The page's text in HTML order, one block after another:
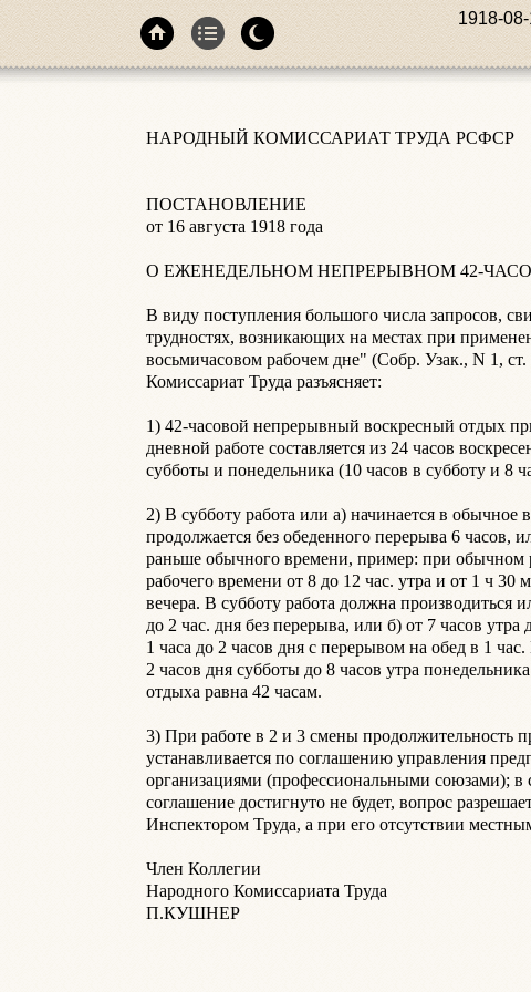
1918-
НАРОДНЫЙ КОМИССАРИАТ ТРУДА РСФСР
ПОСТАНОВЛЕНИЕ
от 16 августа 1918 года
О ЕЖЕНЕДЕЛЬНОМ НЕПРЕРЫВНОМ 42-
В виду поступления большого числа запросов,
трудностях, возникающих на местах при
восьмичасовом рабочем дне" (Собр. Узак., N 1,
Комиссариат Труда разъясняет:
1) 42-часовой непрерывный воскресный отдых
дневной работе составляется из 24 часов
субботы и понедельника (10 часов в субботу и 8
2) В субботу работа или а) начинается в обычное
продолжается без обеденного перерыва 6 часов,
раньше обычного времени, пример: при обычном
рабочего времени от 8 до 12 час. утра и от 1 ч 30
вечера. В субботу работа должна производиться
до 2 час. дня без перерыва, или б) от 7 часов утра
1 часа до 2 часов дня с перерывом на обед в 1
2 часов дня субботы до 8 часов утра
отдыха равна 42 часам.
3) При работе в 2 и 3 смены продолжительность
устанавливается по соглашению управления
организациями (профессиональными союзами); в
соглашение достигнуто не будет, вопрос
Инспектором Труда, а при его отсутствии
Член Коллегии
Народного Комиссариата Труда